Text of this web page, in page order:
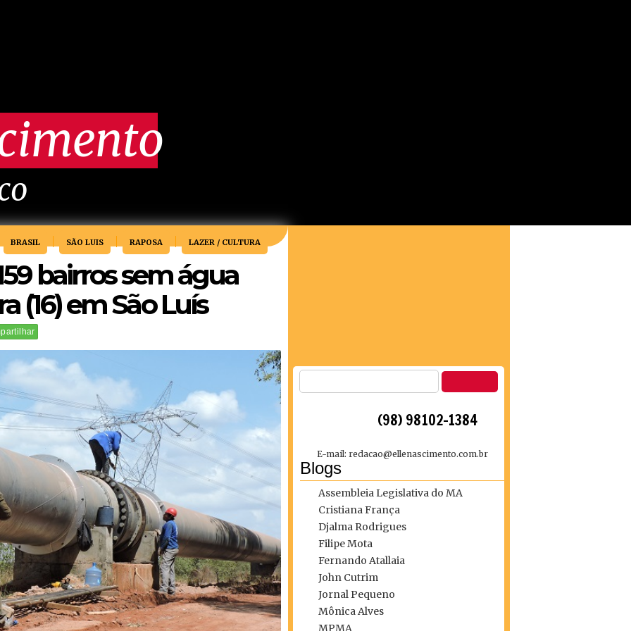
(98) 98102-1384
E-mail: redacao@ellenascimento.com.br
Blogs
Assembleia Legislativa do MA
Cristiana França
Djalma Rodrigues
Filipe Mota
Fernando Atallaia
John Cutrim
Jornal Pequeno
Mônica Alves
MPMA
BRASIL SÃO LUIS RAPOSA LAZER / CULTURA
bairros sem água
(16) em São Luís